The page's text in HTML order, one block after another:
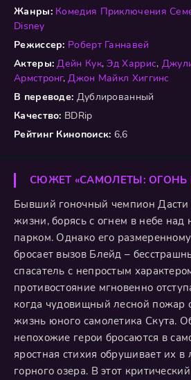
Жанры: Комедия Приключения
Disney
Режиссер: Роберт Ганнавей
Актеры: Дейн Кук,Эд Харрис,
Армстронг,Джон Майкл Хиггинс
В переводе: Дублированный
Качество: BDRip
Рейтинг Кинопоиск: 6,6
СЮЖЕТ «САМОЛЕТЫ: ОГОНЬ
Бывший гоночный чемпион
жизни, борясь с огнем в небе над
парком. Однако его
бросает вызов Блейд –
спасатель с непростым
противостояние мгновенно
когда чудовищный лесной пожар
жизнь юного самолетика Скута.
непохожие герои бросаются в
яростная стихия обрушивает их
горного озера. В этот